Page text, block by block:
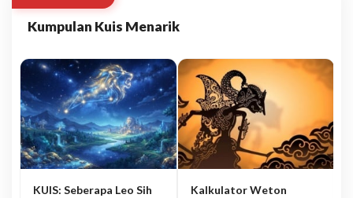
Kumpulan Kuis Menarik
KUIS: Seberapa Leo Sih
Kalkulator Weton